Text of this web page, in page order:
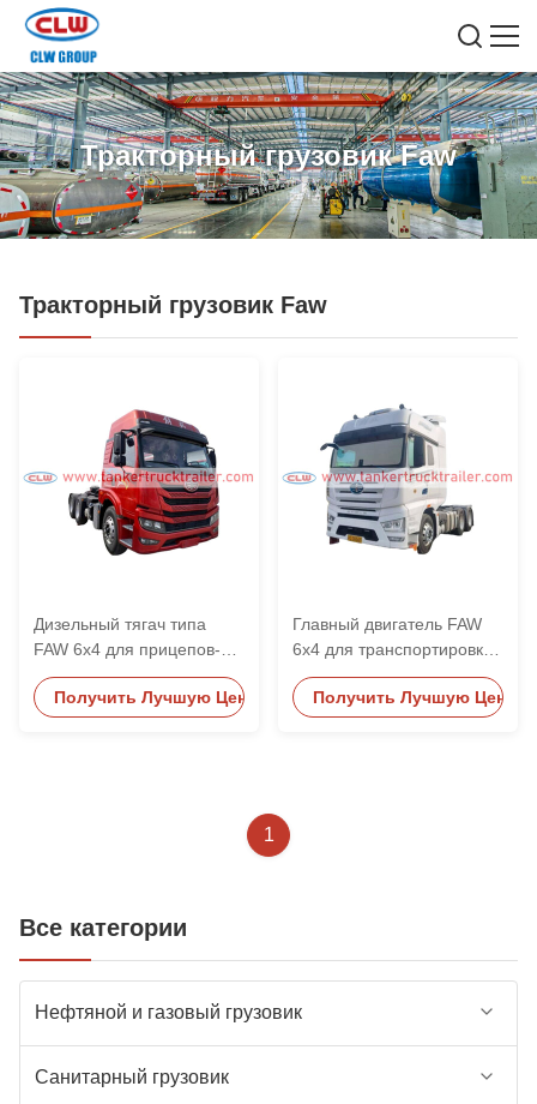
Тракторный грузовик Faw
Тракторный грузовик Faw
Дизельный тягач типа
FAW 6x4 для прицепов-
цистерн
Получить Лучшую Цену
Главный двигатель FAW
6x4 для транспортировки
и крупномасштабной
погрузочно-разгрузочной
Получить Лучшую Цену
1
Все категории
Нефтяной и газовый грузовик
Санитарный грузовик